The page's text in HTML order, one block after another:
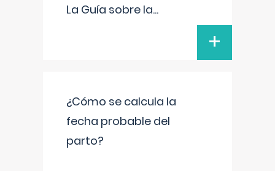
La Guía sobre la...
+
¿Cómo se calcula la
fecha probable del
parto?